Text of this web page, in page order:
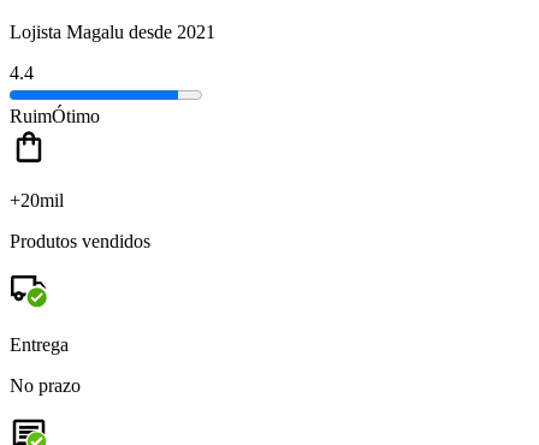
Lojista Magalu desde 2021
4.4
RuimÓtimo
+20mil
Produtos vendidos
Entrega
No prazo